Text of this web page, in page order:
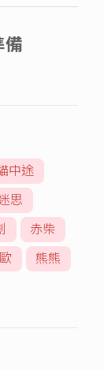
中途
思
赤柴
熊熊